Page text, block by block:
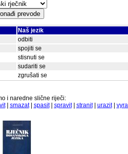
Naš jezik
odbiti
spojiti se
stisnuti se
sudariti se
zgrušati se
i naredne slične riječi:
| smazat| spasit| spravit| stranit| urazit|